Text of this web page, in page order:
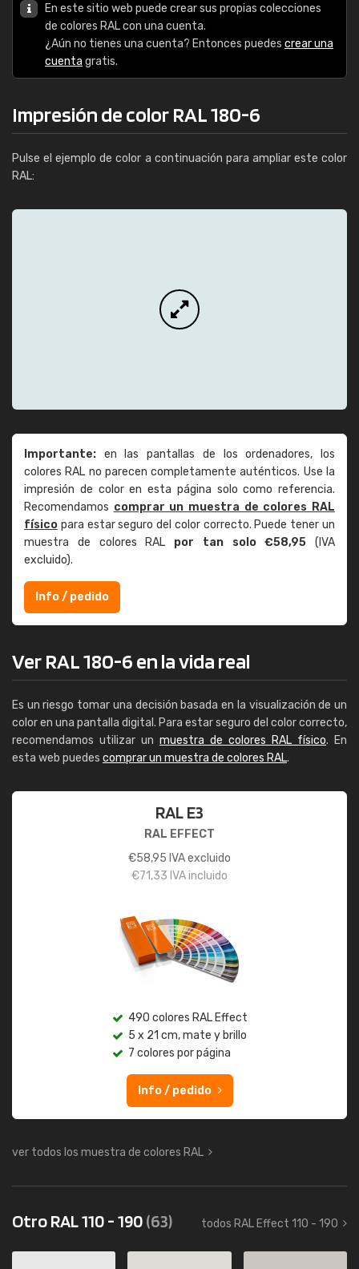
En este sitio web puede crear sus propias colecciones
de colores RAL con una cuenta.
¿Aún no tienes una cuenta? Entonces puedes crear una
cuenta gratis.
Impresión de color RAL 180-6
Pulse el ejemplo de color a continuación para ampliar este color
RAL:
Importante: en las pantallas de los ordenadores, los
colores RAL no parecen completamente auténticos. Use la
impresión de color en esta página solo como referencia.
Recomendamos comprar un muestra de colores RAL
físico para estar seguro del color correcto. Puede tener un
muestra de colores RAL por tan solo €58,95 (IVA
excluido).
Info / pedido
Ver RAL 180-6 en la vida real
Es un riesgo tomar una decisión basada en la visualización de un
color en una pantalla digital. Para estar seguro del color correcto,
recomendamos utilizar un muestra de colores RAL físico. En
esta web puedes comprar un muestra de colores RAL.
RAL E3
RAL EFFECT
€58,95 IVA excluido
€71,33 IVA incluido
490 colores RAL Effect
5 x 21 cm, mate y brillo
7 colores por página
Info / pedido
ver todos los muestra de colores RAL
Otro RAL 110 - 190(63) todos RAL Effect 110 - 190